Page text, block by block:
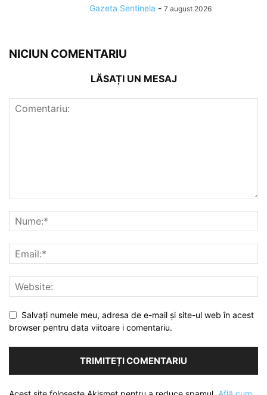
Gazeta Sentinela - 7 august 2026
NICIUN COMENTARIU
LĂSAȚI UN MESAJ
Salvați numele meu, adresa de e-mail și site-ul web în acest
browser pentru data viitoare i comentariu.